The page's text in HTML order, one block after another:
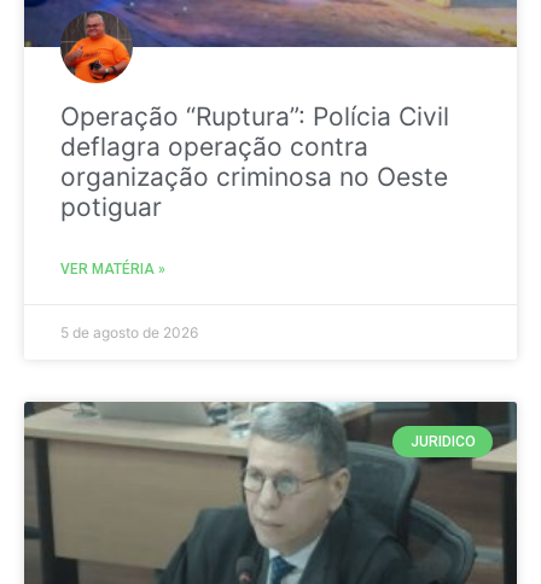
Operação “Ruptura”: Polícia Civil
deflagra operação contra
organização criminosa no Oeste
potiguar
VER MATÉRIA »
5 de agosto de 2026
JURIDICO